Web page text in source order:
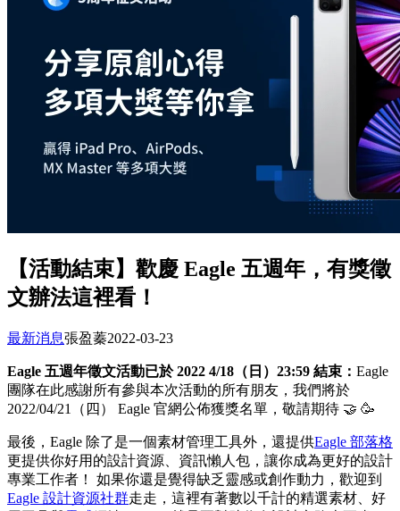
【活動結束】歡慶 Eagle 五週年，有獎徵
文辦法這裡看！
最新消息張盈蓁2022-03-23
Eagle 五週年徵文活動已於 2022 4/18（日）23:59 結束： Eagle
團隊在此感謝所有參與本次活動的所有朋友，我們將於
2022/04/21（四） Eagle 官網公佈獲獎名單，敬請期待 🤝 🥳
最後，Eagle 除了是一個素材管理工具外，還提供Eagle 部落格
更提供你好用的設計資源、資訊懶人包，讓你成為更好的設計
專業工作者！ 如果你還是覺得缺乏靈感或創作動力，歡迎到
Eagle 設計資源社群走走，這裡有著數以千計的精選素材、好